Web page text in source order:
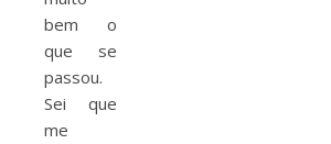
bem o
que se
passou.
Sei que
me